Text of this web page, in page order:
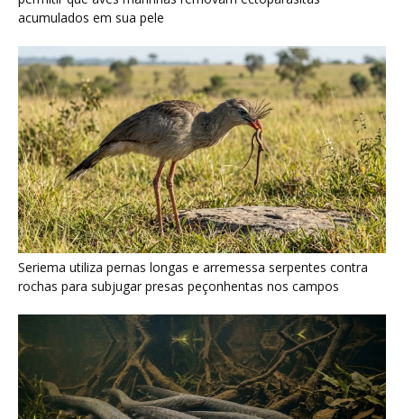
Poraquê sincroniza descargas elétricas em grupo para
amplificar campo elétrico e atordoar cardumes de peixes
maiores na Amazônia